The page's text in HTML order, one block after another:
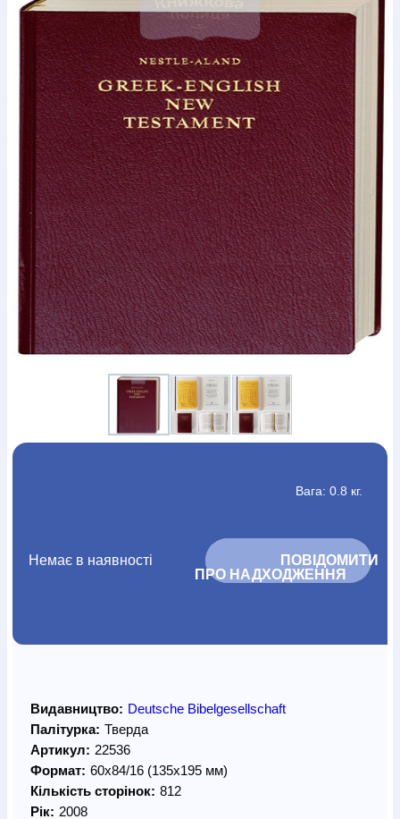
Богослов`яШлюб і сім`яЮдаїзм
Супутні товари
Періодика
Аудіо Ручки кулькові Відео Галантерея
Закладки для книгФутболкиБрелоки Сумки Біжутерія
БлокнотиЩоденники / щотижневикиВироби з дерева
Вироби з кераміки і глиниВироби з сріблаКартини
Навчальні мапиШкіряні виробиМагнітиМеталеві
виробиМіні-лампиНаклейкиНастільні ігриПакети
подарунковіПлакати Пластмасові виробиХустки
Подарункові картки Розвиваючі ігриРепринтиСвічки
Зошити ФотокартиниЧохли на БибліїГоловні убори
КалендаріКанцелярскі товариКомп`ютерні ігри
ЛистівкиСувенирна продукціяГодинникиПазли
Книга в комплекті
За додатковою інформацією дзвоніть за номером:+38
(097) 880-6379
Ми у Facebook
Вага: 0.8 кг.
Немає в наявності
			ПОВІДОМИТИ
ПРО НАДХОДЖЕННЯ
Видавництво: Deutsche Bibelgesellschaft
Палітурка: Тверда
Артикул: 22536
Формат: 60х84/16 (135х195 мм)
Кількість сторінок: 812
Рік: 2008